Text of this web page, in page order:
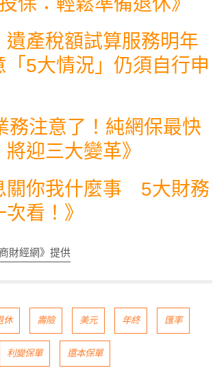
遺產稅額試算服務明年
5大情況」仍須自行申
務注意了！純網保最快
迎三大變革》
關你我什麼事 5大財務
看！ 》
財經網》提供
休 壽險 美元 年終 匯率
利變保單 還本保單